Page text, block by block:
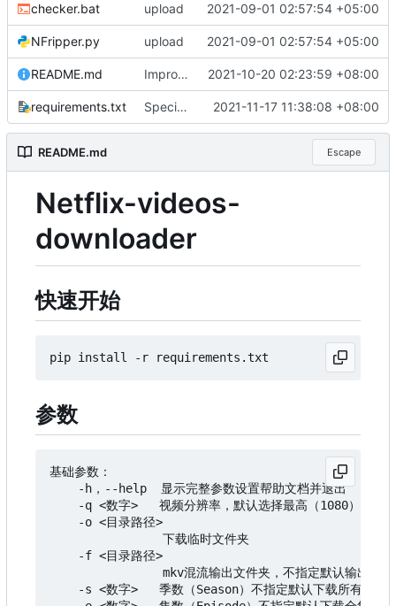
checker.bat upload 2021-09-01 02:57:54 +05:00
NFripper.py upload 2021-09-01 02:57:54 +05:00
README.md Improve Readme.md to Help V2 2021-10-20 02:23:59 +08:00
requirements.txt Specifics Adjustment 2021-11-17 11:38:08 +08:00
README.md Escape
Netflix-videos-
downloader
快速开始
参数
基础参数：
    -h，--help  显示完整参数设置帮助文档并退出
-q <数字>   视频分辨率，默认选择最高（1080），可
    -o <目录路径>
                下载临时文件夹
    -f <目录路径>
mkv混流输出文件夹，不指定默认输出到下
    -s <数字>   季数（Season）不指定默认下载所有季